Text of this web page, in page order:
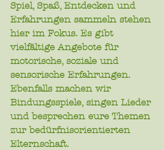
Spiel, Spaß, Entdecken und
Erfahrungen sammeln stehen
hier im Fokus. Es gibt
vielfältige Angebote für
motorische, soziale und
sensorische Erfahrungen.
Ebenfalls machen wir
Bindungsspiele, singen Lieder
und besprechen eure Themen
zur bedürfnisorientierten
Elternschaft.